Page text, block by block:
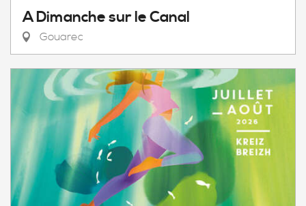
A Dimanche sur le Canal
Gouarec